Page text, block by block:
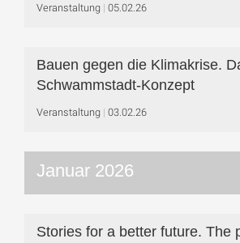
Veranstaltung 05.02.26
Bauen gegen die Klimakrise.
Schwammstadt-Konzept
Veranstaltung 03.02.26
Januar 2026
Stories for a better future. The